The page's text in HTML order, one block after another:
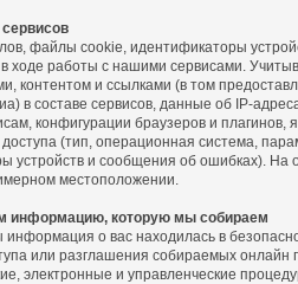
файлы cookie, идентификаторы
ходе работы с нашими сервисами.
контентом и ссылками (в том
в составе сервисов, данные об IP-
конфигурации браузеров и
доступа (тип, операционная система,
устройств и сообщения об ошибках).
местоположении.
информацию, которую мы собираем
информация о вас находилась в
или разглашения собираемых
электронные и управленческие